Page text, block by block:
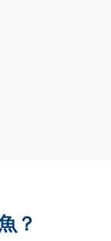
？